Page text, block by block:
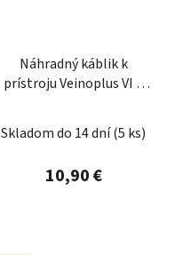
Náhradný káblik k
prístroju Veinoplus VI a
Skladom do 14 dní(5 ks)
10,90 €